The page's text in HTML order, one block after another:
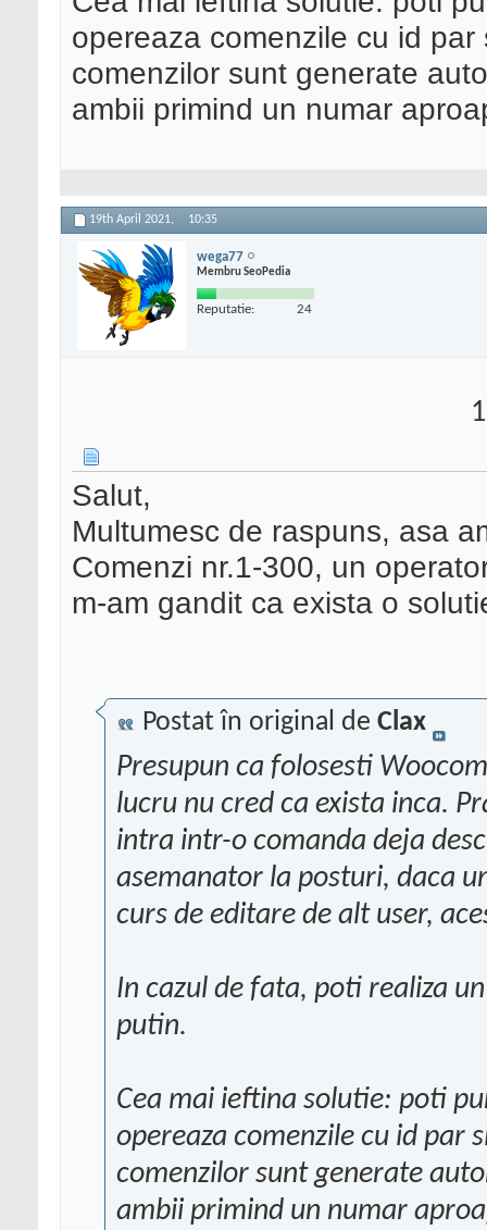
opereaza comenzile cu id
comenzilor sunt generate
ambii primind un numar
19th April 2021, 10:35
wega77
Membru SeoPedia
Reputatie: 24
Salut,
Multumesc de raspuns, asa
Comenzi nr.1-300, un
m-am gandit ca exista o
Postat în original de Clax
Presupun ca folosesti
lucru nu cred ca exista inca.
intra intr-o comanda deja
asemanator la posturi, daca
curs de editare de alt user,
In cazul de fata, poti realiza
putin.
Cea mai ieftina solutie: poti
opereaza comenzile cu id par
comenzilor sunt generate
ambii primind un numar